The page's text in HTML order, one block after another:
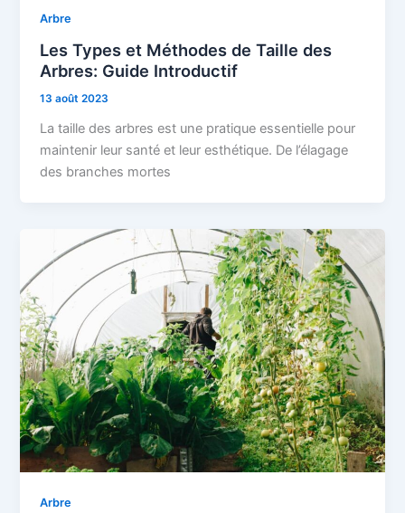
Arbre
Les Types et Méthodes de Taille des
Arbres: Guide Introductif
13 août 2023
La taille des arbres est une pratique essentielle pour
maintenir leur santé et leur esthétique. De l’élagage
des branches mortes
Arbre